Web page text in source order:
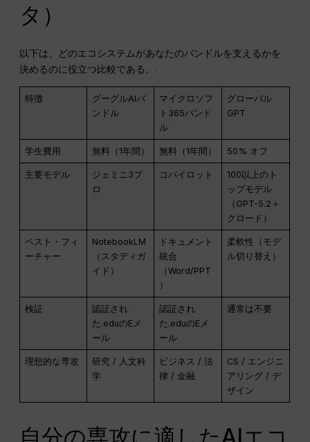
タ）
以下は、どのエコシステムがあなたのバンドルを支えるかを
決めるのに役立つ比較である。.
特徴
グーグルAIバ
ンドル
マイクロソフ
ト365バンド
ル
グローバル
GPT
学生費用 無料（1年間） 無料（1年間） 50% オフ
主要モデル
ジェミニ3プ
ロ
コパイロット
100以上のト
ップモデル
（GPT-5.2＋
クロード）
ベスト・フィ
ーチャー
NotebookLM
（スタディガ
イド）
ドキュメント
統合
（Word/PPT
）
柔軟性（モデ
ル切り替え）
検証
認証され
た.eduのEメ
ール
認証され
た.eduのEメ
ール
通常は不要
理想的な専攻
研究 / 人文科
学
ビジネス / 法
律 / 金融
CS / エンジニ
アリング / デ
ザイン